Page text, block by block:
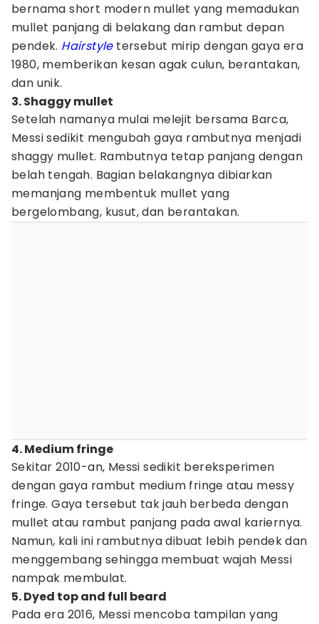
bernama short modern mullet yang memadukan
mullet panjang di belakang dan rambut depan
pendek. Hairstyle tersebut mirip dengan gaya era
1980, memberikan kesan agak culun, berantakan,
dan unik.
3. Shaggy mullet
Setelah namanya mulai melejit bersama Barca,
Messi sedikit mengubah gaya rambutnya menjadi
shaggy mullet. Rambutnya tetap panjang dengan
belah tengah. Bagian belakangnya dibiarkan
memanjang membentuk mullet yang
bergelombang, kusut, dan berantakan.
4. Medium fringe
Sekitar 2010-an, Messi sedikit bereksperimen
dengan gaya rambut medium fringe atau messy
fringe. Gaya tersebut tak jauh berbeda dengan
mullet atau rambut panjang pada awal kariernya.
Namun, kali ini rambutnya dibuat lebih pendek dan
menggembang sehingga membuat wajah Messi
nampak membulat.
5. Dyed top and full beard
Pada era 2016, Messi mencoba tampilan yang